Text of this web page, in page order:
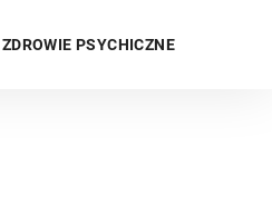
ZDROWIE PSYCHICZNE